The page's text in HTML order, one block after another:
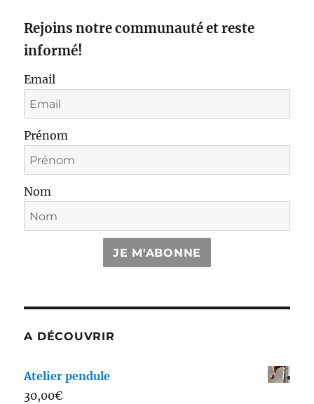
Rejoins notre communauté et reste
informé!
Email
Prénom
Nom
JE M'ABONNE
A DÉCOUVRIR
Atelier pendule
30,00€